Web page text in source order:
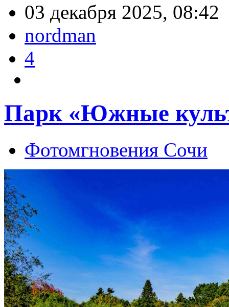
03 декабря 2025, 08:42
nordman
4
Парк «Южные
Фотомгновения Сочи